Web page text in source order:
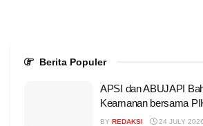
Berita Populer
APSI dan ABUJAPI
Keamanan bersama
BY REDAKSI 24 JULY 2026